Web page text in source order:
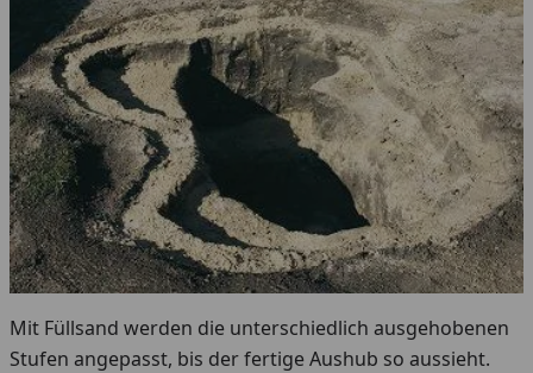
Mit Füllsand werden die unterschiedlich ausgehobenen
Stufen angepasst, bis der fertige Aushub so aussieht.